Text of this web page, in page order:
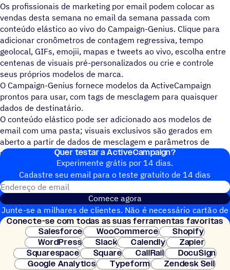
Os profissionais de marketing por email podem colocar as
vendas desta semana no email da semana passada com
conteúdo elástico ao vivo do Campaign-Genius. Clique para
adicionar cronômetros de contagem regressiva, tempo
geolocal, GIFs, emojii, mapas e tweets ao vivo, escolha entre
centenas de visuais pré-personalizados ou crie e controle
seus próprios modelos de marca.
O Campaign-Genius fornece modelos da ActiveCampaign
prontos para usar, com tags de mesclagem para quaisquer
dados de destinatário.
O conteúdo elástico pode ser adicionado aos modelos de
email com uma pasta; visuais exclusivos são gerados em
aberto a partir de dados de mesclagem e parâmetros de
marketing.
Quer testar a ActiveCampaign?
Experimente grátis por 14 dias.
Cadastre seu email para o teste gratuito de 14 dias
Comece agora
Junte-se a milhares de clientes. Não é necessário cartão de
crédito. Configuração instantânea.
Conecte-se com todas as suas ferramentas favoritas
Salesforce
WooCommerce
Shopify
WordPress
Slack Calendly
Zapier
Squarespace
Square CallRail
DocuSign
Google Analytics
Typeform Zendesk Sell